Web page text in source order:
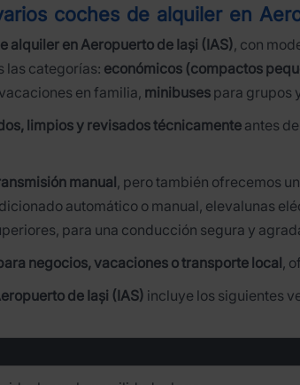
coches de alquiler en
alquiler en Aeropuerto de Iași (IAS), con
las categorías: económicos (compactos
en familia, minibuses para grupos
limpios y revisados técnicamente antes
manual, pero también ofrecemos
automático o manual, elevalunas
para una conducción segura y
negocios, vacaciones o transporte local,
de Iași (IAS) incluye los siguientes